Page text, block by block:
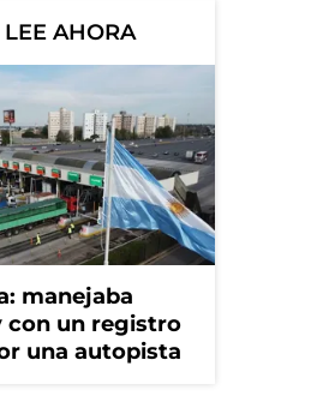
AHORA
manejaba
con un registro
una autopista